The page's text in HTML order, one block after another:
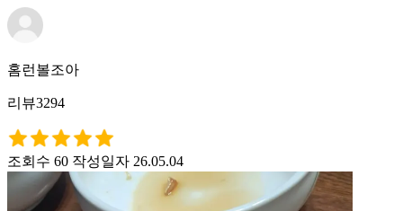
홈런볼조아
리뷰3294
조회수 60 작성일자 26.05.04